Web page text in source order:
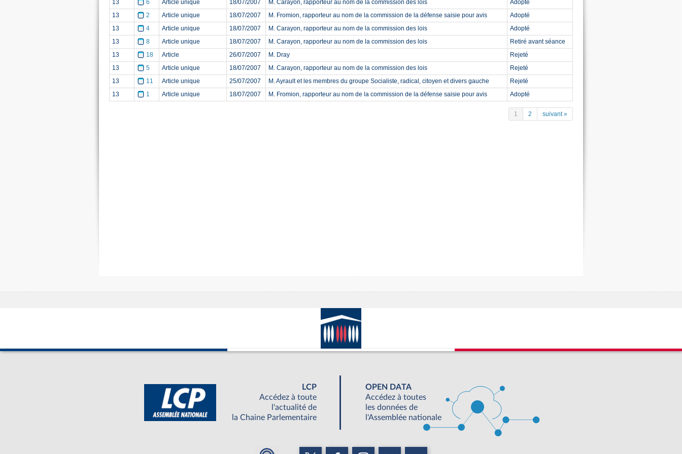
13
6 Article unique 18/07/2007 M. Carayon, rapporteur au nom de la commission des lois
Adopté
13
2 Article unique 18/07/2007 M. Fromion, rapporteur au nom de la commission de la défense saisie pour avis
Adopté
13
4 Article unique 18/07/2007 M. Carayon, rapporteur au nom de la commission des lois
Adopté
13
8 Article unique 18/07/2007 M. Carayon, rapporteur au nom de la commission des lois
Retiré avant séance
13
18 Article 26/07/2007 M. Dray
Rejeté
13
5 Article unique 18/07/2007 M. Carayon, rapporteur au nom de la commission des lois
Rejeté
13
11 Article unique 25/07/2007 M. Ayrault et les membres du groupe Socialiste, radical, citoyen et divers gauche
Rejeté
13
1 Article unique 18/07/2007 M. Fromion, rapporteur au nom de la commission de la défense saisie pour avis Adopté
1 2 suivant »
LCP
Accédez à toute
l'actualité de
la Chaine Parlementaire
OPEN DATA
Accédez à toutes
les données de
l'Assemblée nationale